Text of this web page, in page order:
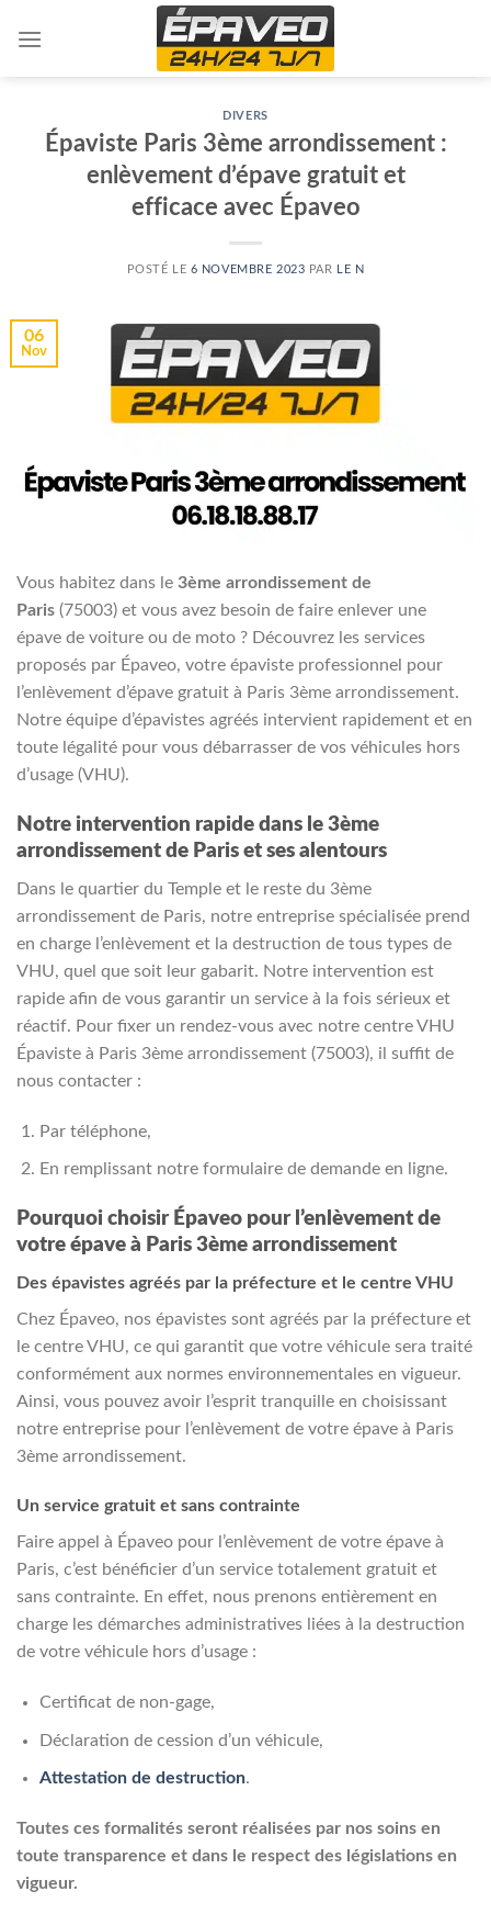
DIVERS
Épaviste Paris 3ème arrondissement :
enlèvement d’épave gratuit et
efficace avec Épaveo
POSTÉ LE 6 NOVEMBRE 2023 PAR LE N
06
Nov
Vous habitez dans le 3ème arrondissement de
Paris (75003) et vous avez besoin de faire enlever une
épave de voiture ou de moto ? Découvrez les services
proposés par Épaveo, votre épaviste professionnel pour
l’enlèvement d’épave gratuit à Paris 3ème arrondissement.
Notre équipe d’épavistes agréés intervient rapidement et en
toute légalité pour vous débarrasser de vos véhicules hors
d’usage (VHU).
Notre intervention rapide dans le 3ème
arrondissement de Paris et ses alentours
Dans le quartier du Temple et le reste du 3ème
arrondissement de Paris, notre entreprise spécialisée prend
en charge l’enlèvement et la destruction de tous types de
VHU, quel que soit leur gabarit. Notre intervention est
rapide afin de vous garantir un service à la fois sérieux et
réactif. Pour fixer un rendez-vous avec notre centre VHU
Épaviste à Paris 3ème arrondissement (75003), il suffit de
nous contacter :
Par téléphone,
En remplissant notre formulaire de demande en ligne.
Pourquoi choisir Épaveo pour l’enlèvement de
votre épave à Paris 3ème arrondissement
Des épavistes agréés par la préfecture et le centre VHU
Chez Épaveo, nos épavistes sont agréés par la préfecture et
le centre VHU, ce qui garantit que votre véhicule sera traité
conformément aux normes environnementales en vigueur.
Ainsi, vous pouvez avoir l’esprit tranquille en choisissant
notre entreprise pour l’enlèvement de votre épave à Paris
3ème arrondissement.
Un service gratuit et sans contrainte
Faire appel à Épaveo pour l’enlèvement de votre épave à
Paris, c’est bénéficier d’un service totalement gratuit et
sans contrainte. En effet, nous prenons entièrement en
charge les démarches administratives liées à la destruction
de votre véhicule hors d’usage :
Certificat de non-gage,
Déclaration de cession d’un véhicule,
Attestation de destruction.
Toutes ces formalités seront réalisées par nos soins en
toute transparence et dans le respect des législations en
vigueur.